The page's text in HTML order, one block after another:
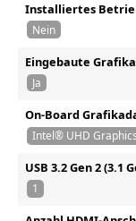
Installiertes
Nein
Eingebaute
Ja
On-Board
Intel® UHD Graphics
USB 3.2 Gen 2 (3.1
1